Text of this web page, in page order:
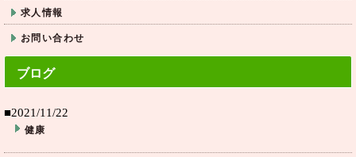
求人情報
お問い合わせ
ブログ
■2021/11/22
健康